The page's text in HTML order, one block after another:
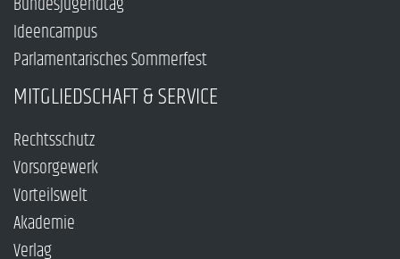
Ideencampus
Parlamentarisches Sommerfest
MITGLIEDSCHAFT & SERVICE
Rechtsschutz
Vorsorgewerk
Vorteilswelt
Akademie
Verlag